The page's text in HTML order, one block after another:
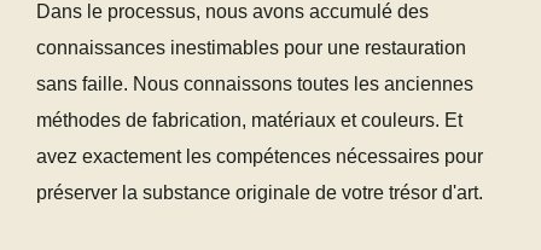
Dans le processus, nous avons accumulé des
connaissances inestimables pour une restauration
sans faille. Nous connaissons toutes les anciennes
méthodes de fabrication, matériaux et couleurs. Et
avez exactement les compétences nécessaires pour
préserver la substance originale de votre trésor d'art.